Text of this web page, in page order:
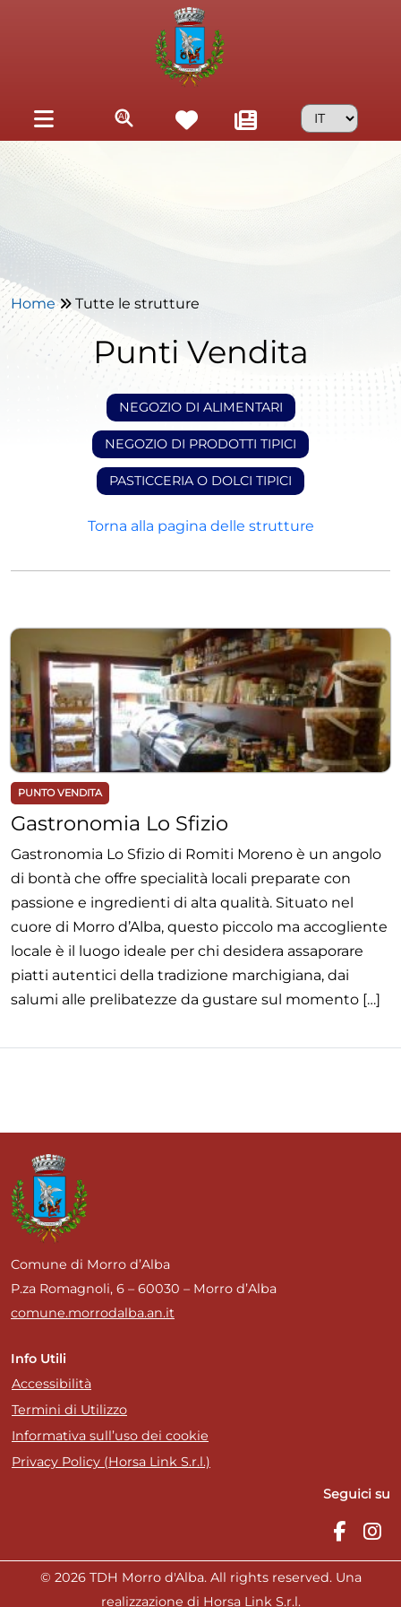
Home Tutte le strutture
Punti Vendita
NEGOZIO DI ALIMENTARI
NEGOZIO DI PRODOTTI TIPICI
PASTICCERIA O DOLCI TIPICI
Torna alla pagina delle strutture
PUNTO VENDITA
Gastronomia Lo Sfizio
Gastronomia Lo Sfizio di Romiti Moreno è un angolo
di bontà che offre specialità locali preparate con
passione e ingredienti di alta qualità. Situato nel
cuore di Morro d’Alba, questo piccolo ma accogliente
locale è il luogo ideale per chi desidera assaporare
piatti autentici della tradizione marchigiana, dai
salumi alle prelibatezze da gustare sul momento […]
Comune di Morro d’Alba
P.za Romagnoli, 6 – 60030 – Morro d’Alba
comune.morrodalba.an.it
Info Utili
Accessibilità
Termini di Utilizzo
Informativa sull’uso dei cookie
Privacy Policy (Horsa Link S.r.l.)
Seguici su
© 2026 TDH Morro d'Alba. All rights reserved. Una
realizzazione di Horsa Link S.r.l.